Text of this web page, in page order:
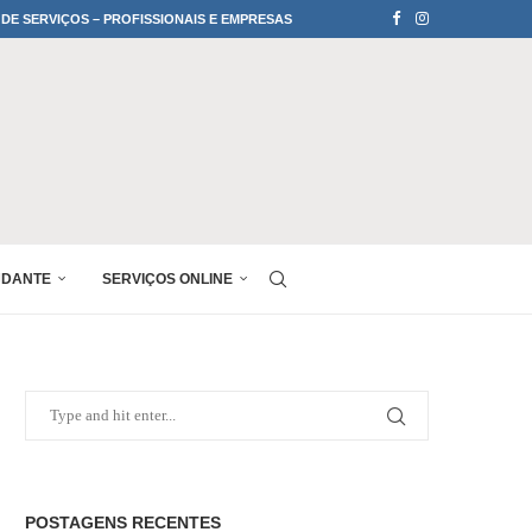
SERVIÇOS – PROFISSIONAIS E EMPRESAS
SERVIÇOS ONLINE
POSTAGENS RECENTES